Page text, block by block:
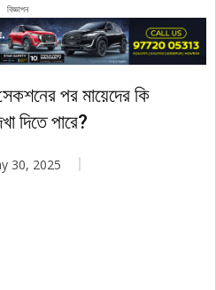
বিজ্ঞাপন
পর মায়েদের কি
দিতে পারে?
30, 2025